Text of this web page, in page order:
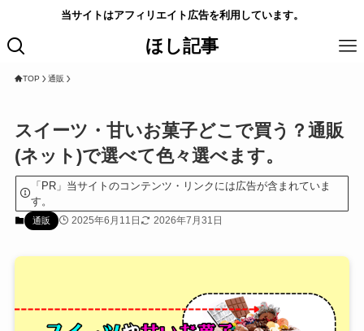
当サイトはアフィリエイト広告を利用しています。
ほし記事
TOP 通販
スイーツ・甘いお菓子どこで買う？通販
(ネット)で選べて色々選べます。
「PR」当サイトのコンテンツ・リンクには広告が含まれていま
す。
通販 2025年6月11日 2026年7月31日